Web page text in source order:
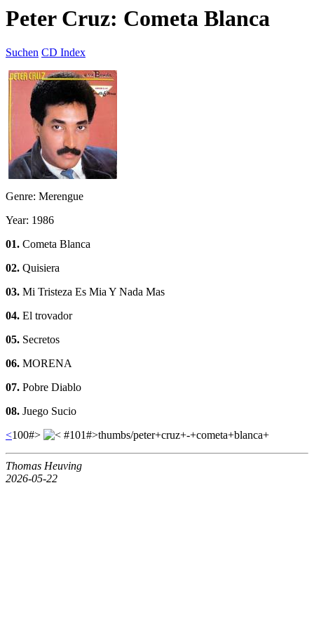
Peter Cruz: Cometa Blanca
Suchen CD Index
Genre: Merengue
Year: 1986
01. Cometa Blanca
02. Quisiera
03. Mi Tristeza Es Mia Y Nada Mas
04. El trovador
05. Secretos
06. MORENA
07. Pobre Diablo
08. Juego Sucio
<100#> #101#>thumbs/peter+cruz+-+cometa+blanca+
Thomas Heuving
2026-05-22